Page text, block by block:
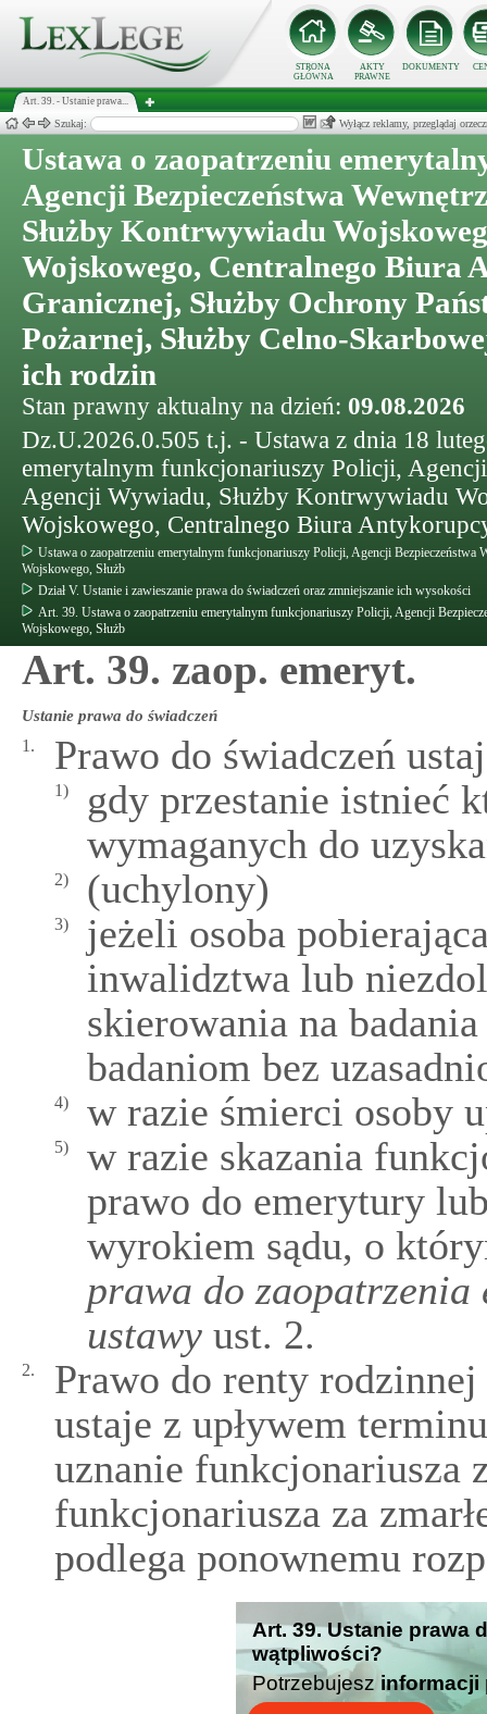
STRONA
GŁÓWNA
AKTY
PRAWNE
DOKUMENTY
Art. 39. - Ustanie prawa...
Szukaj: Wyłącz reklamy, przeglądaj
Ustawa o zaopatrzeniu
Agencji Bezpieczeństwa
Służby Kontrwywiadu
Wojskowego, Centralnego Biura
Granicznej, Służby Ochrony
Pożarnej, Służby Celno-
ich rodzin
Stan prawny aktualny na dzień: 09.08.2026
Dz.U.2026.0.505 t.j. - Ustawa z dnia 18
emerytalnym funkcjonariuszy Policji,
Agencji Wywiadu, Służby Kontrwywiadu
Wojskowego, Centralnego Biura
Ustawa o zaopatrzeniu emerytalnym funkcjonariuszy Policji, Agencji
Wojskowego, Służb
Dział V. Ustanie i zawieszanie prawa do świadczeń oraz zmniejszanie ich wysokości
Art. 39. Ustawa o zaopatrzeniu emerytalnym funkcjonariuszy Policji, Agencji
Wojskowego, Służb
Art. 39. zaop. emeryt.
Ustanie prawa do świadczeń
1. Prawo do świadczeń
1)
gdy przestanie istnieć
wymaganych do
2) (uchylony)
3)
jeżeli osoba
inwalidztwa lub
skierowania na
badaniom bez
4) w razie śmierci osoby
5)
w razie skazania
prawo do emerytury
wyrokiem sądu, o
prawa do zaopatrzenia
ustawy ust. 2.
2.
Prawo do renty
ustaje z upływem
uznanie funkcjonariusza
funkcjonariusza za
podlega ponownemu
Art. 39. Ustanie prawa
wątpliwości?
Potrzebujesz informacji